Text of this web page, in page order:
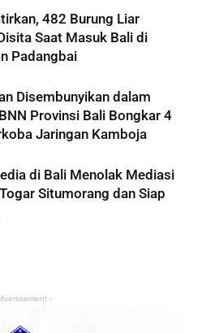
482 Burung Liar
Saat Masuk Bali di
Padangbai
Disembunyikan dalam
Provinsi Bali Bongkar 4
Jaringan Kamboja
di Bali Menolak Mediasi
Situmorang dan Siap
-